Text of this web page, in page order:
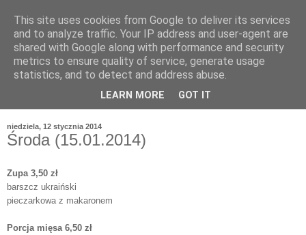
niedziela, 12 stycznia 2014
Środa (15.01.2014)
Zupa 3,50 zł
barszcz ukraiński
pieczarkowa z makaronem
Porcja mięsa 6,50 zł
This site uses cookies from Google to deliver its services
and to analyze traffic. Your IP address and user-agent are
shared with Google along with performance and security
metrics to ensure quality of service, generate usage
statistics, and to detect and address abuse.
LEARN MORE GOT IT